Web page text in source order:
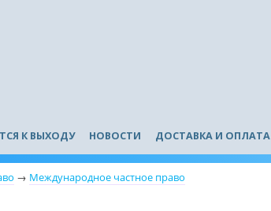
К ВЫХОДУ НОВОСТИ ДОСТАВКА И ОПЛАТА
→ Международное частное право